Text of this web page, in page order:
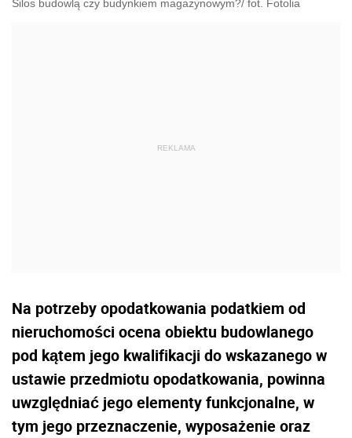
Silos budowlą czy budynkiem magazynowym?/ fot. Fotolia
Na potrzeby opodatkowania podatkiem od
nieruchomości ocena obiektu budowlanego
pod kątem jego kwalifikacji do wskazanego w
ustawie przedmiotu opodatkowania, powinna
uwzględniać jego elementy funkcjonalne, w
tym jego przeznaczenie, wyposażenie oraz